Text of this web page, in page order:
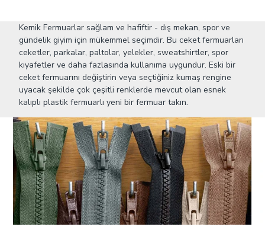
Kemik Fermuarlar sağlam ve hafiftir - dış mekan, spor ve
gündelik giyim için mükemmel seçimdir. Bu ceket fermuarları
ceketler, parkalar, paltolar, yelekler, sweatshirtler, spor
kıyafetler ve daha fazlasında kullanıma uygundur. Eski bir
ceket fermuarını değiştirin veya seçtiğiniz kumaş rengine
uyacak şekilde çok çeşitli renklerde mevcut olan esnek
kalıplı plastik fermuarlı yeni bir fermuar takın.